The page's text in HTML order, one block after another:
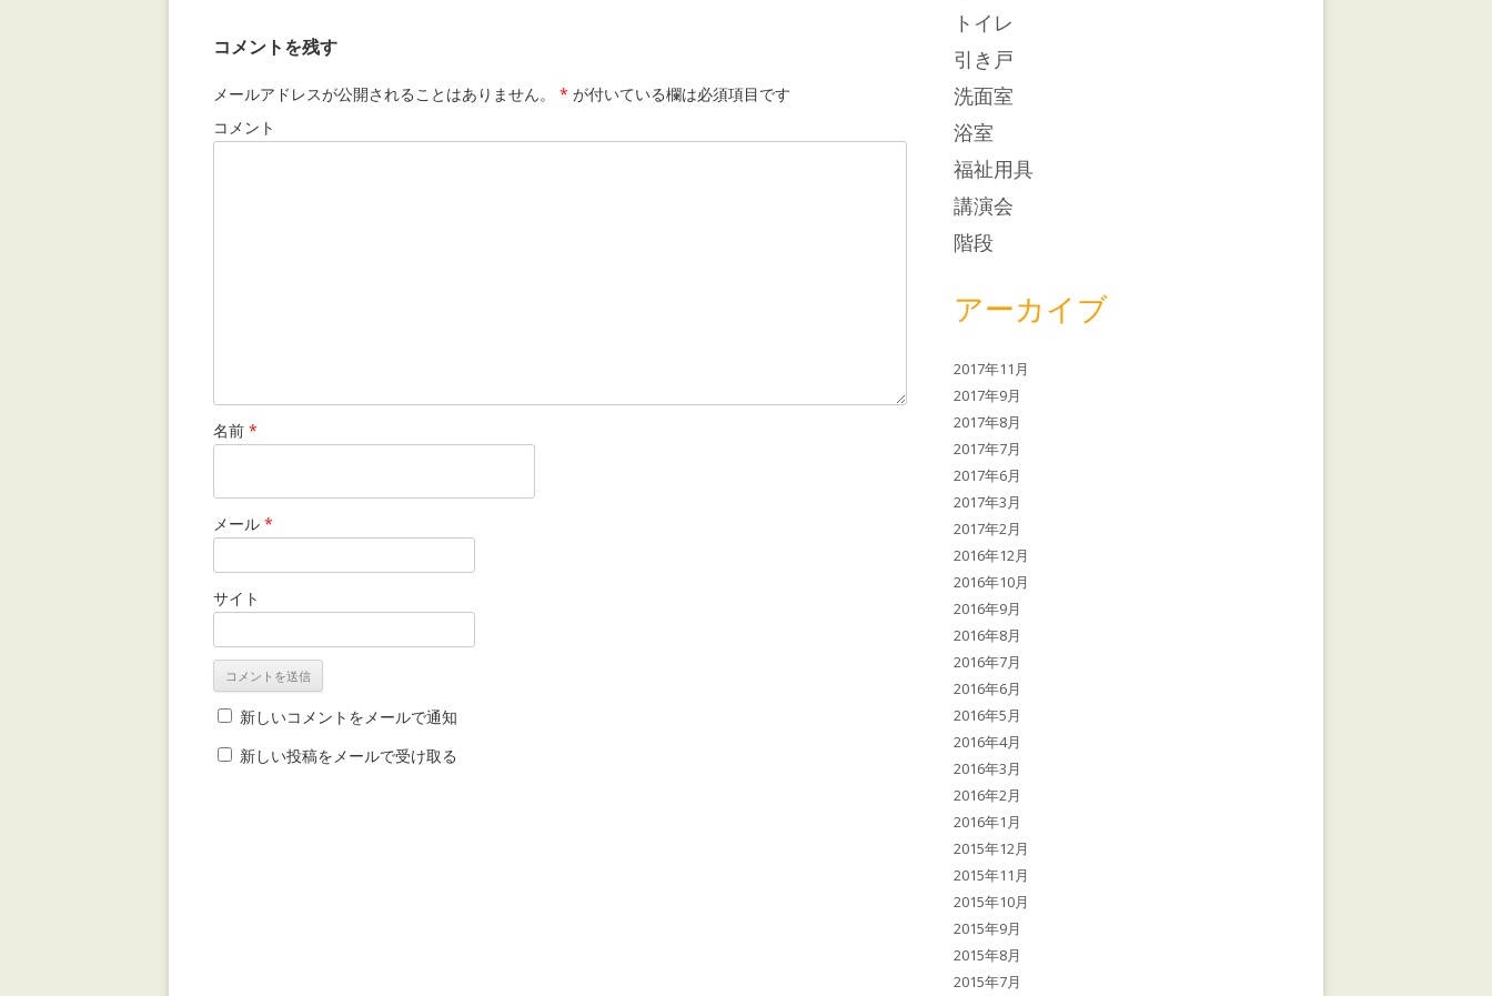
コメントを残す
メールアドレスが公開されることはありません。 * が付いている欄は必須項目です
コメント
名前 *
メール *
サイト
新しいコメントをメールで通知
新しい投稿をメールで受け取る
トイレ
引き戸
洗面室
浴室
福祉用具
講演会
階段
アーカイブ
2017年11月
2017年9月
2017年8月
2017年7月
2017年6月
2017年3月
2017年2月
2016年12月
2016年10月
2016年9月
2016年8月
2016年7月
2016年6月
2016年5月
2016年4月
2016年3月
2016年2月
2016年1月
2015年12月
2015年11月
2015年10月
2015年9月
2015年8月
2015年7月